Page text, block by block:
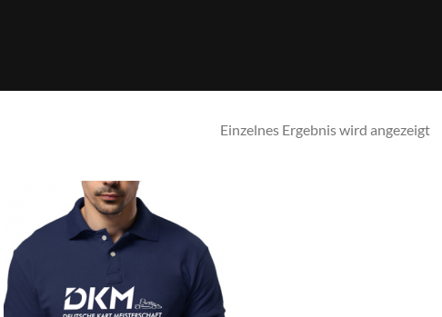
Einzelnes Ergebnis wird angezeigt
Auf die
Wunschliste